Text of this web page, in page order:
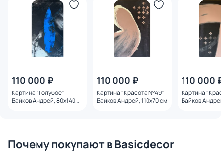
110 000 ₽
Картина "Голубое"
Байков Андрей, 80х140
110 000 ₽
Картина "Красота №49"
Байков Андрей, 110х70 см
110 000
Картина
Байков
Почему покупают в Basicdecor